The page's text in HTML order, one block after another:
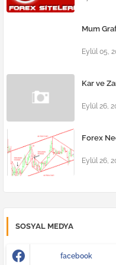
Mum
Eylül 05,
Kar ve
Eylül 26,
Forex
Eylül 26,
SOSYAL MEDYA
facebook